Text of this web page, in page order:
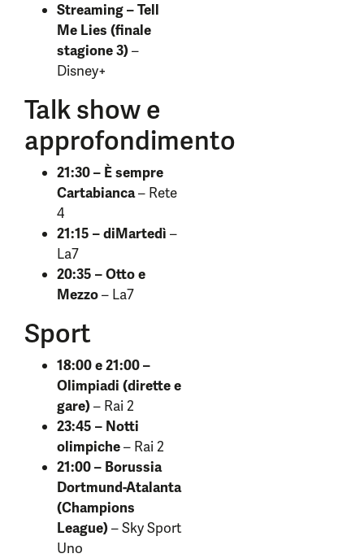
Streaming – Tell
Me Lies (finale
stagione 3)–
Disney+
Talk show e
approfondimento
21:30 – È sempre
Cartabianca– Rete
4
21:15 – diMartedì –
La7
20:35 – Otto e
Mezzo– La7
Sport
18:00 e 21:00 –
Olimpiadi (dirette e
gare)– Rai 2
23:45 – Notti
olimpiche– Rai 2
21:00 – Borussia
Dortmund-Atalanta
(Champions
League)– Sky Sport
Uno